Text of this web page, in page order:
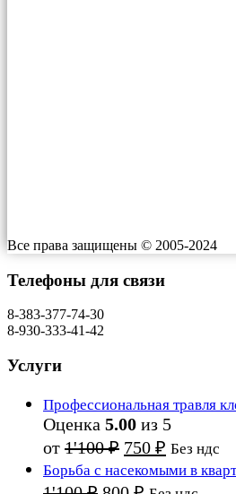
Все права защищены © 2005-2024
Телефоны для связи
8-383-377-74-30
8-930-333-41-42
Услуги
Профессиональная травля
Оценка 5.00 из 5
от 1'100₽ Первоначальная
цена
составляла
750 ₽ Текущая
цена:
750 ₽.
Без ндс
Борьба с насекомыми в
Первоначальная
Текущая